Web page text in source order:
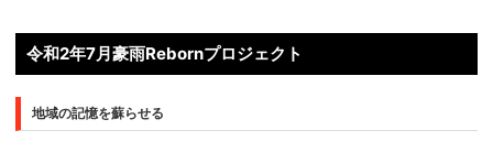
令和2年7月豪雨Rebornプロジェクト
地域の記憶を蘇らせる